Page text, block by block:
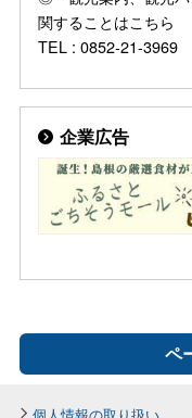
関することはこちら
TEL : 0852-21-
企業広告
ペ